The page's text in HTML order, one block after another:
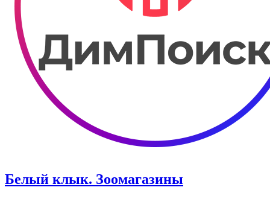
Белый клык. Зоомагазины